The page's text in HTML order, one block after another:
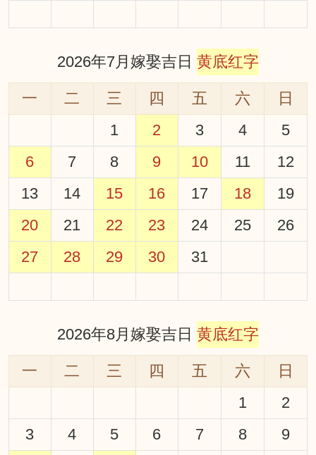
2026年7月嫁娶吉日 黄底红字
一 二 三 四 五 六
日
1
2 3 4
5
6
7 8 9 10 11
12
13
14 15 16 17 18
19
20
21 22 23 24 25
26
27
28 29 30 31
2026年8月嫁娶吉日 黄底红字
一 二 三 四 五 六
日
1
2
3
4 5 6 7 8
9